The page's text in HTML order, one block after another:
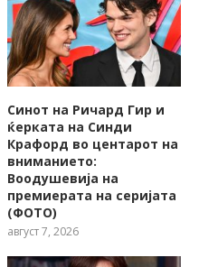
Синот на Ричард Гир и
ќерката на Синди
Крафорд во центарот на
вниманието:
Воодушевија на
премиерата на серијата
(ФОТО)
август 7, 2026